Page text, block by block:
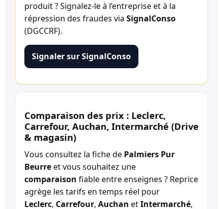
produit ? Signalez-le à l’entreprise et à la
répression des fraudes via SignalConso
(DGCCRF).
Signaler sur SignalConso
Comparaison des prix : Leclerc,
Carrefour, Auchan, Intermarché (Drive
& magasin)
Vous consultez la fiche de Palmiers Pur
Beurreet vous souhaitez une
comparaison fiable entre enseignes ? Reprice
agrège les tarifs en temps réel pour
Leclerc, Carrefour, Auchan etIntermarché,